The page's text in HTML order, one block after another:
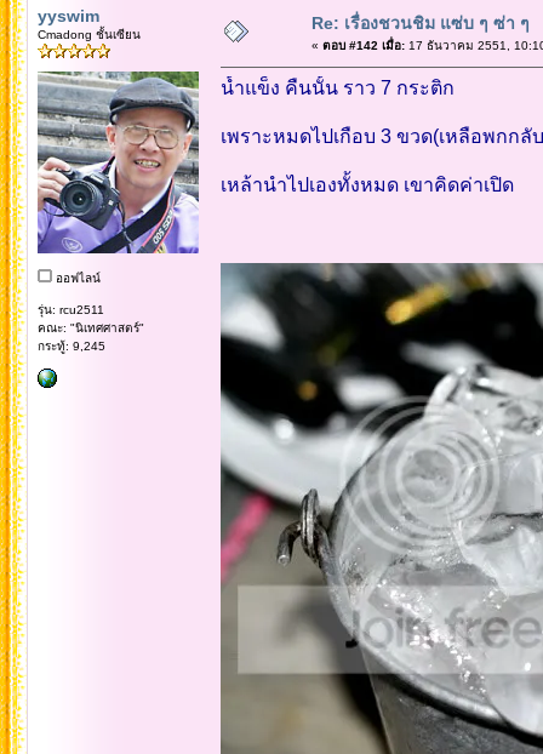
yyswim
Cmadong ชั้นเซียน
ออฟไลน์
รุ่น: rcu2511
คณะ: "นิเทศศาสตร์"
กระทู้: 9,245
Re: เรื่องชวนชิม แซ่บ ๆ ซ่า ๆ
« ตอบ #142 เมื่อ:17 ธันวาคม 2551,
น้ำแข็ง คืนนั้น ราว 7 กระติก
เพราะหมดไปเกือบ 3 ขวด(เหลือพกกลั
เหล้านำไปเองทั้งหมด เขาคิดค่าเปิด